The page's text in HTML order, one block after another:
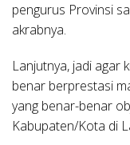
pengurus Provinsi
akrabnya.
Lanjutnya, jadi agar
benar berprestasi
yang benar-benar
Kabupaten/Kota di